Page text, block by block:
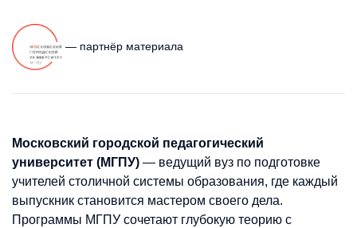
— партнёр материала
Московский городской педагогический
университет (МГПУ) — ведущий вуз по подготовке
учителей столичной системы образования, где каждый
выпускник становится мастером своего дела.
Программы МГПУ сочетают глубокую теорию с